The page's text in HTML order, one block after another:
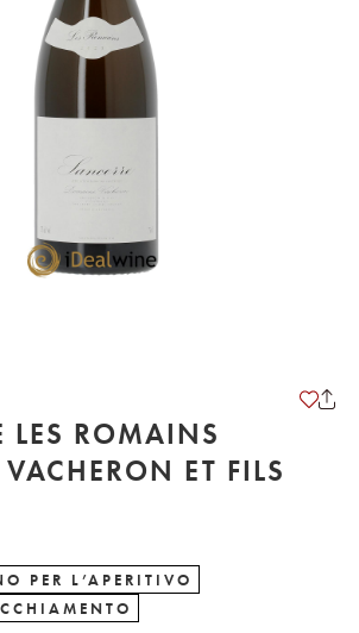
LES ROMAINS
ET FILS
PER L’APERITIVO